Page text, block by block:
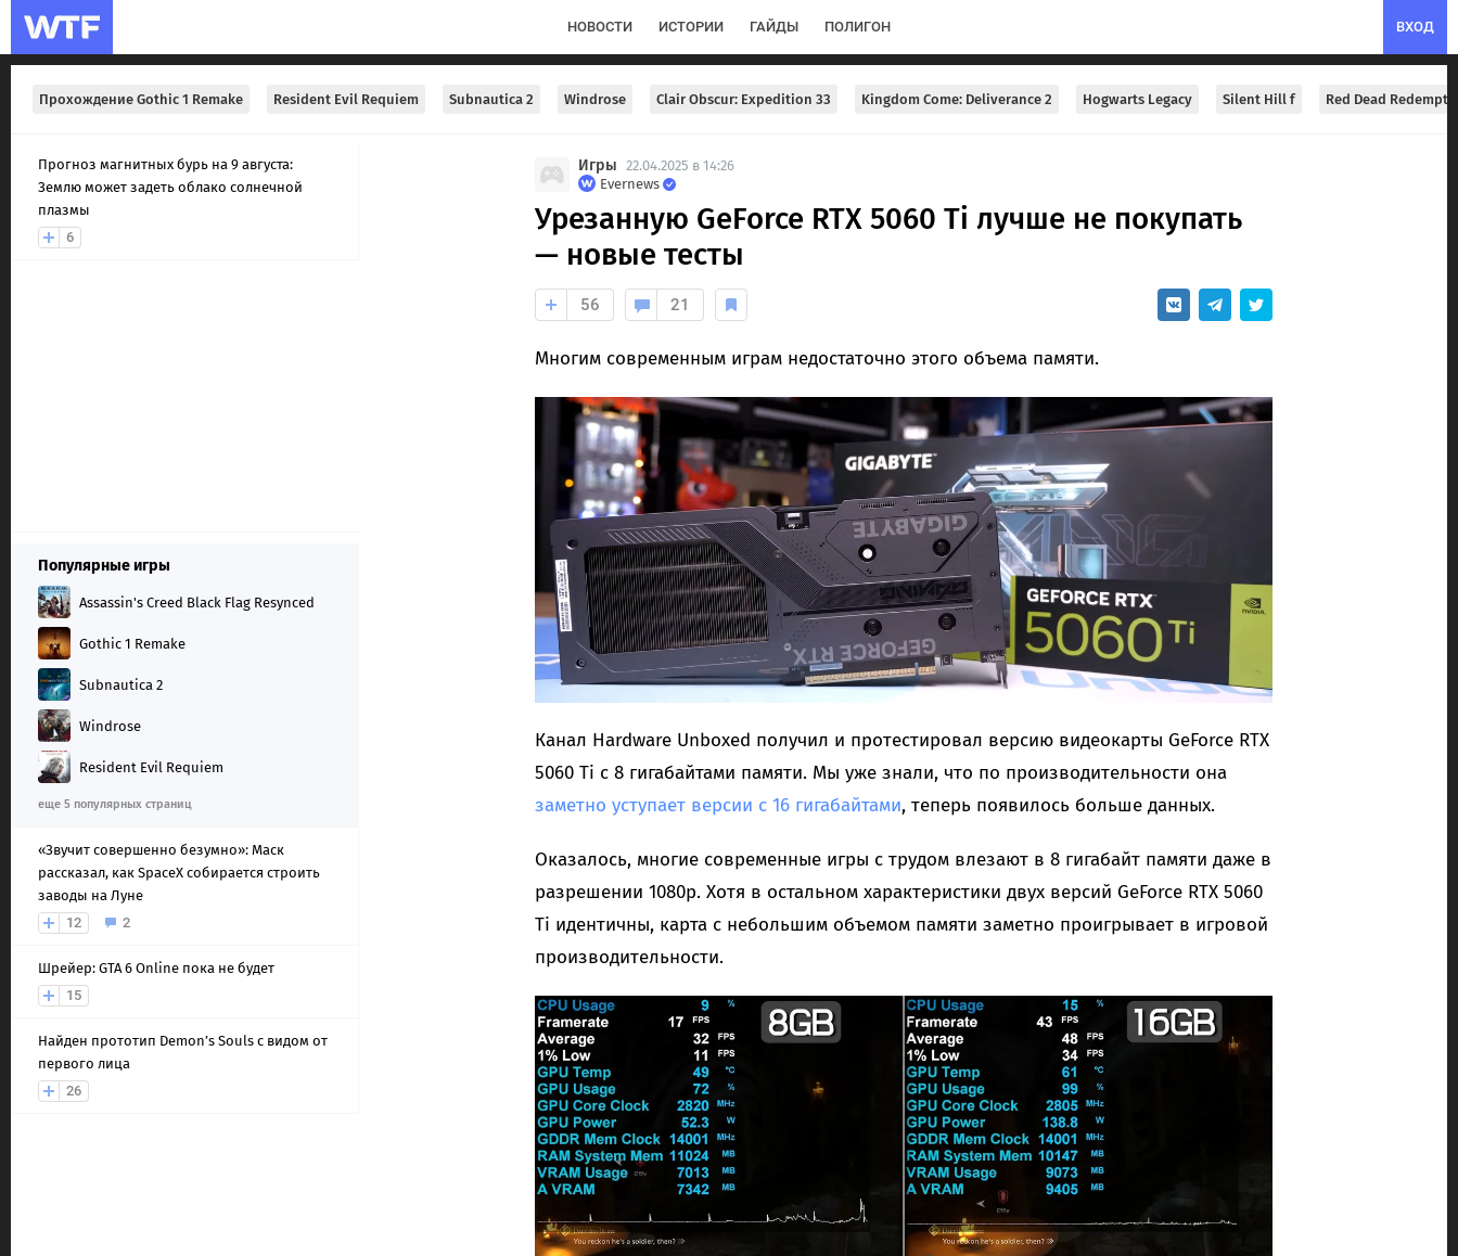
ВХОД
НОВОСТИ ИСТОРИИ ГАЙДЫ ПОЛИГОН
Прохождение Gothic 1 Remake Resident Evil Requiem Subnautica 2 Windrose Clair Obscur: Expedition 33 Kingdom Come: Deliverance 2 Hogwarts Legacy Silent Hill f Red Dead
Прогноз магнитных бурь на 9 августа:
Землю может задеть облако солнечной
плазмы
6
Популярные игры
Assassin's Creed Black Flag Resynced
Gothic 1 Remake
Subnautica 2
Windrose
Resident Evil Requiem
еще 5 популярных страниц
«Звучит совершенно безумно»: Маск
рассказал, как SpaceX собирается строить
заводы на Луне
12
2
Шрейер: GTA 6 Online пока не будет
15
Найден прототип Demon’s Souls с видом от
первого лица
26
Игры 22.04.2025 в 14:26
Evernews
Урезанную GeForce RTX 5060 Ti лучше не покупать
— новые тесты
56 21
Многим современным играм недостаточно этого объема памяти.
Канал Hardware Unboxed получил и протестировал версию видеокарты GeForce RTX
5060 Ti с 8 гигабайтами памяти. Мы уже знали, что по производительности она
заметно уступает версии с 16 гигабайтами, теперь появилось больше данных.
Оказалось, многие современные игры с трудом влезают в 8 гигабайт памяти даже в
разрешении 1080p. Хотя в остальном характеристики двух версий GeForce RTX 5060
Ti идентичны, карта с небольшим объемом памяти заметно проигрывает в игровой
производительности.